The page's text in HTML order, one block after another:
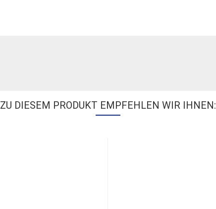
ZU DIESEM PRODUKT EMPFEHLEN WIR IHNEN: